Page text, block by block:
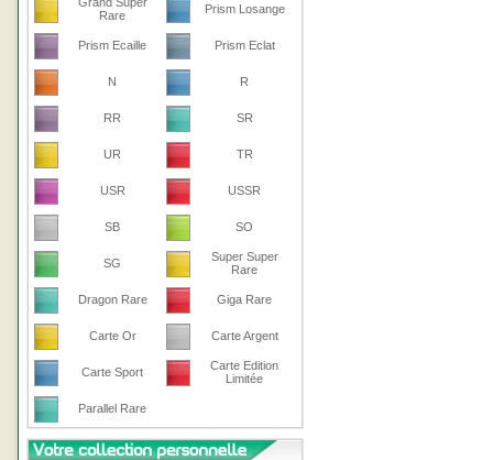
Rare
Prism Losange
Prism Ecaille Prism Eclat
N R
RR SR
UR TR
USR USSR
SB SO
SG
Super Super
Rare
Dragon Rare Giga Rare
Carte Or Carte Argent
Carte Sport
Carte Edition
Limitée
Parallel Rare